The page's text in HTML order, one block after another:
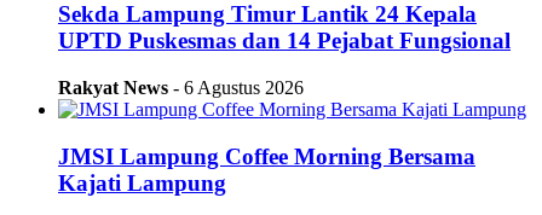
Sekda Lampung Timur Lantik 24 Kepala
UPTD Puskesmas dan 14 Pejabat Fungsional
Rakyat News - 6 Agustus 2026
JMSI Lampung Coffee Morning Bersama
Kajati Lampung